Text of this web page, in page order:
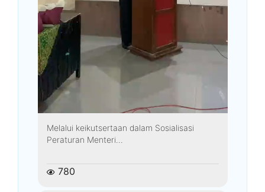
Melalui keikutsertaan dalam Sosialisasi
Peraturan Menteri...
780